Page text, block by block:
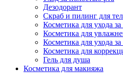
Дезодорант
Скраб и пилинг для
Косметика для ухода
Косметика для
Косметика для ухода
Косметика для
Гель для душа
Косметика для макияжа